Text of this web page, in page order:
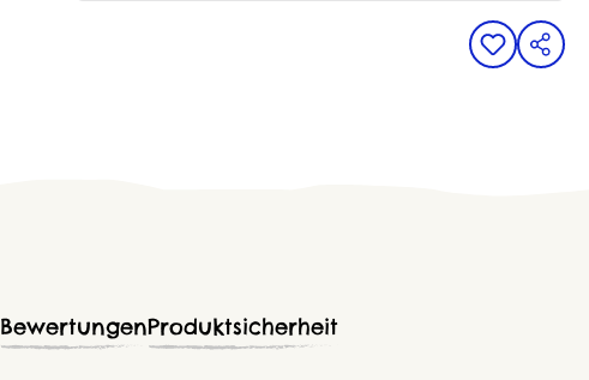
BewertungenProduktsicherheit